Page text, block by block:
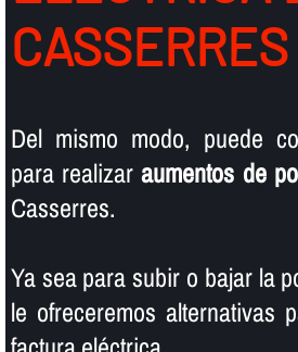
CASSERRES
Del mismo modo, puede
para realizaraumentos de
Casserres.
Ya sea para subir o bajar la
le ofreceremos alternativas